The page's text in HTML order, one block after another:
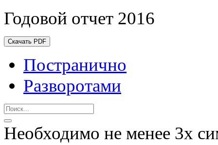
Годовой отчет 2016
Скачать PDF
Постранично
Разворотами
Необходимо не менее 3х